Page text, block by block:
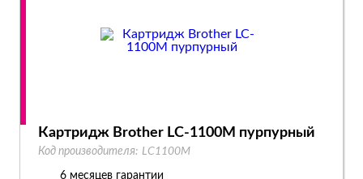
Картридж Brother LC-1100M пурпурный
Код производителя: LC1100M
6 месяцев гарантии